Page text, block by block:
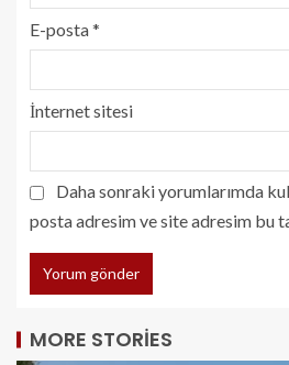
E-posta*
İnternet sitesi
Daha sonraki yorumlarımda
posta adresim ve site adresim bu
MORE STORIES